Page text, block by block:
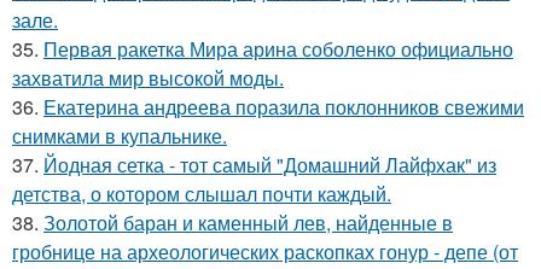
зале.
35. Первая ракетка Мира арина соболенко официально
захватила мир высокой моды.
36. Екатерина андреева поразила поклонников свежими
снимками в купальнике.
37. Йодная сетка - тот самый "Домашний Лайфхак" из
детства, о котором слышал почти каждый.
38. Золотой баран и каменный лев, найденные в
гробнице на археологических раскопках гонур - депе (от